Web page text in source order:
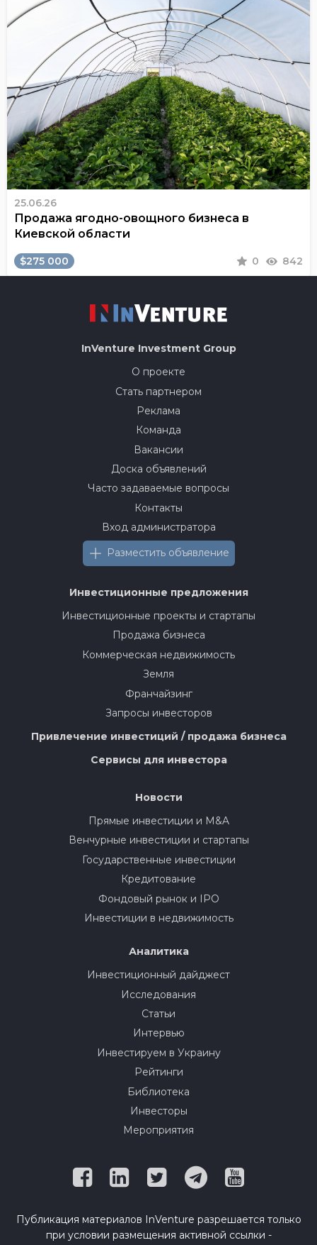
25.06.26
Продажа ягодно-овощного бизнеса в
Киевской области
$275 000 0 842
InVenture Investment Group
О проекте
Стать партнером
Реклама
Команда
Вакансии
Доска объявлений
Часто задаваемые вопросы
Контакты
Вход администратора
Разместить объявление
Инвестиционные предложения
Инвестиционные проекты и стартапы
Продажа бизнеса
Коммерческая недвижимость
Земля
Франчайзинг
Запросы инвесторов
Привлечение инвестиций / продажа бизнеса
Сервисы для инвестора
Новости
Прямые инвестиции и M&A
Венчурные инвестиции и стартапы
Государственные инвестиции
Кредитование
Фондовый рынок и IPO
Инвестиции в недвижимость
Аналитика
Инвестиционный дайджест
Исследования
Статьи
Интервью
Инвестируем в Украину
Рейтинги
Библиотека
Инвесторы
Мероприятия
Публикация материалов InVenture разрешается только
при условии размещения активной ссылки -